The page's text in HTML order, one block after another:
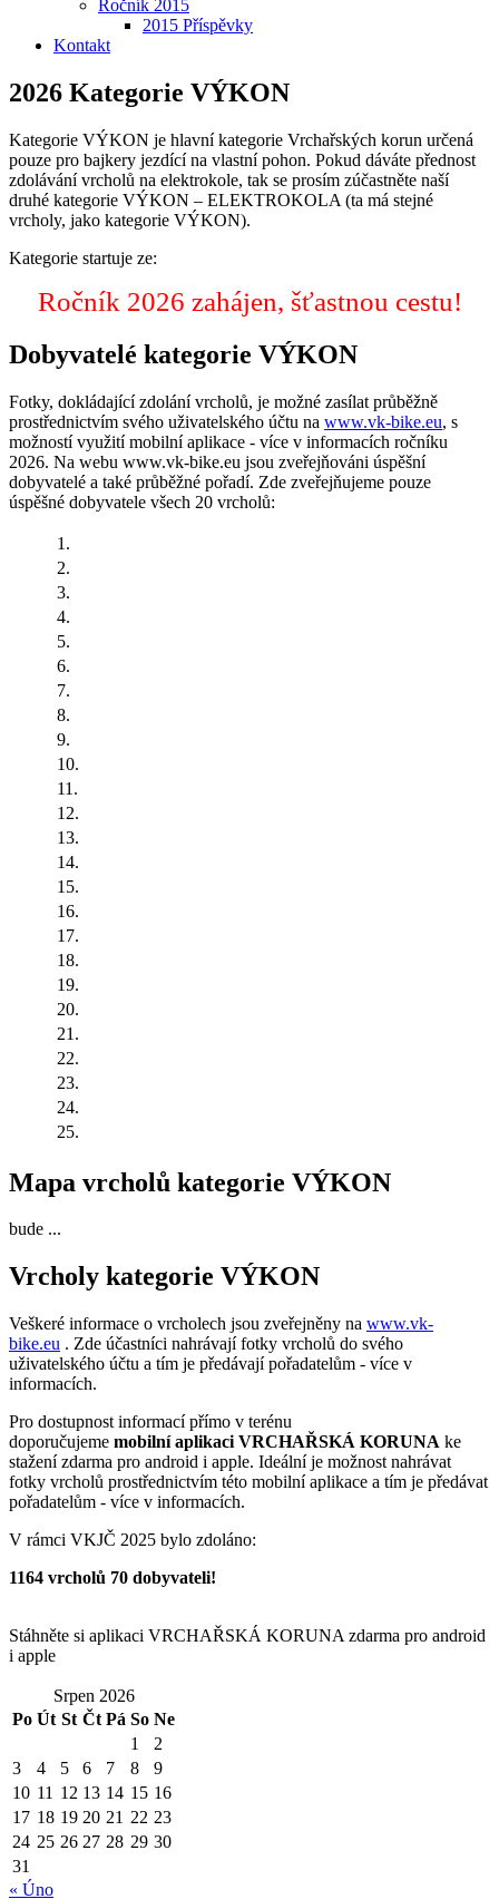
Ročník 2015
2015 Příspěvky
Kontakt
2026 Kategorie VÝKON
Kategorie VÝKON je hlavní kategorie Vrchařských korun určená
pouze pro bajkery jezdící na vlastní pohon. Pokud dáváte přednost
zdolávání vrcholů na elektrokole, tak se prosím zúčastněte naší
druhé kategorie VÝKON – ELEKTROKOLA (ta má stejné
vrcholy, jako kategorie VÝKON).
Kategorie startuje ze:
Ročník 2026 zahájen, šťastnou cestu!
Dobyvatelé kategorie VÝKON
Fotky, dokládající zdolání vrcholů, je možné zasílat průběžně
prostřednictvím svého uživatelského účtu na www.vk-bike.eu, s
možností využití mobilní aplikace - více v informacích ročníku
2026. Na webu www.vk-bike.eu jsou zveřejňováni úspěšní
dobyvatelé a také průběžné pořadí. Zde zveřejňujeme pouze
úspěšné dobyvatele všech 20 vrcholů:
1.
2.
3.
4.
5.
6.
7.
8.
9.
10.
11.
12.
13.
14.
15.
16.
17.
18.
19.
20.
21.
22.
23.
24.
25.
Mapa vrcholů kategorie VÝKON
bude ...
Vrcholy kategorie VÝKON
Veškeré informace o vrcholech jsou zveřejněny na www.vk-
bike.eu . Zde účastníci nahrávají fotky vrcholů do svého
uživatelského účtu a tím je předávají pořadatelům - více v
informacích.
Pro dostupnost informací přímo v terénu
doporučujeme mobilní aplikaci VRCHAŘSKÁ KORUNA ke
stažení zdarma pro android i apple. Ideální je možnost nahrávat
fotky vrcholů prostřednictvím této mobilní aplikace a tím je předávat
pořadatelům - více v informacích.
V rámci VKJČ 2025 bylo zdoláno:
1164 vrcholů 70 dobyvateli!
Stáhněte si aplikaci VRCHAŘSKÁ KORUNA zdarma pro android
i apple
Srpen 2026
Po Út St Čt Pá So Ne
1
2
3
4 5 6 7 8
9
10 11 12 13 14 15 16
17 18 19 20 21 22 23
24 25 26 27 28 29 30
31
« Úno